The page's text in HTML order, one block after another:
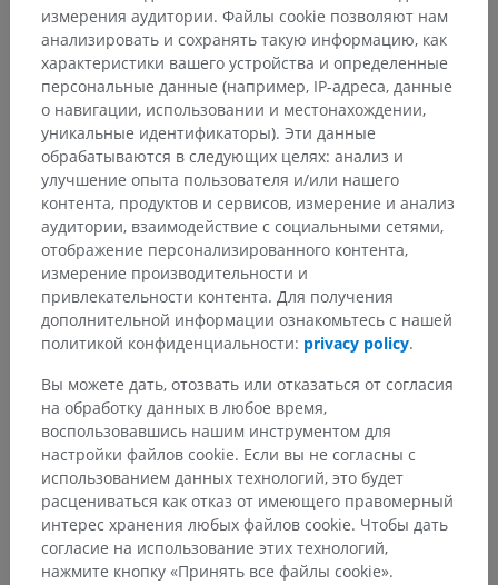
Анатомическая иерархия
Анатомия животных
Артрология> Швы головы
Соединения черепа
Венечный шов
Сагиттальный шов
Ламбдовидный шов
Затылочно-межтеменной шов
Затылочно-чешуйчатый шов
Затылочно-сосцевидный шов
измерения аудитории. Файлы cookie позволяют нам
анализировать и сохранять такую информацию, как
характеристики вашего устройства и определенные
персональные данные (например, IP-адреса, данные
о навигации, использовании и местонахождении,
уникальные идентификаторы). Эти данные
обрабатываются в следующих целях: анализ и
улучшение опыта пользователя и/или нашего
контента, продуктов и сервисов, измерение и анализ
аудитории, взаимодействие с социальными сетями,
отображение персонализированного контента,
измерение производительности и
привлекательности контента. Для получения
дополнительной информации ознакомьтесь с нашей
политикой конфиденциальности: privacy policy.
Вы можете дать, отозвать или отказаться от согласия
на обработку данных в любое время,
воспользовавшись нашим инструментом для
настройки файлов cookie. Если вы не согласны с
использованием данных технологий, это будет
расцениваться как отказ от имеющего правомерный
интерес хранения любых файлов cookie. Чтобы дать
согласие на использование этих технологий,
нажмите кнопку «Принять все файлы cookie».